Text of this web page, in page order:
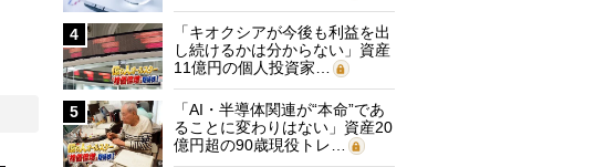
4
「キオクシアが今後も利益を出
し続けるかは分からない」資産
11億円の個人投資家…
5
「AI・半導体関連が“本命”であ
ることに変わりはない」資産20
億円超の90歳現役トレ…